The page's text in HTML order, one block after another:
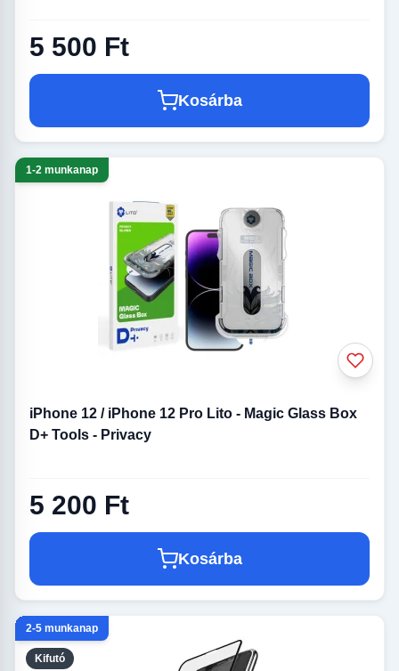
5 500 Ft
Kosárba
1-2 munkanap
iPhone 12 / iPhone 12 Pro Lito - Magic Glass Box
D+ Tools - Privacy
5 200 Ft
Kosárba
Kifutó
2-5 munkanap